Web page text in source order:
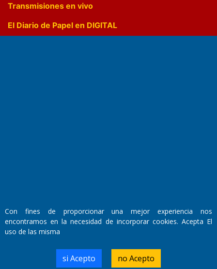
Transmisiones en vivo
El Diario de Papel en DIGITAL
Director Periodístico:
Walter René Goñi
Domicilio Legal: José Ingenieros 855,
Santa Rosa, La Pampa.
Con fines de proporcionar una mejor experiencia nos
encontramos en la necesidad de incorporar cookies. Acepta El
uso de las misma
si Acepto no Acepto